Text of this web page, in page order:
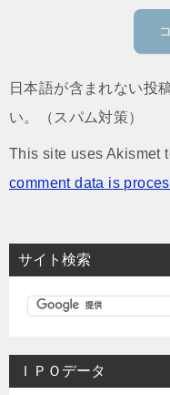
日本語が含まれない投
い。（スパム対策）
This site uses Akismet
comment data is
サイト検索
ＩＰＯデータ